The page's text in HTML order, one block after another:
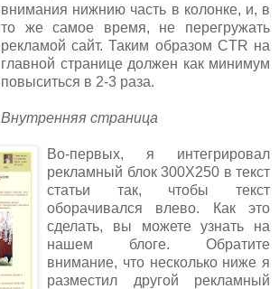
внимания нижнию часть в колонке, и, в
то же самое время, не перегружать
рекламой сайт. Таким образом CTR на
главной странице должен как минимум
повыситься в 2-3 раза.
Внутренняя страница
Во-первых, я интегрировал
рекламный блок 300Х250 в текст
статьи так, чтобы текст
оборачивался влево. Как это
сделать, вы можете узнать на
нашем блоге. Обратите
внимание, что несколько ниже я
разместил другой рекламный